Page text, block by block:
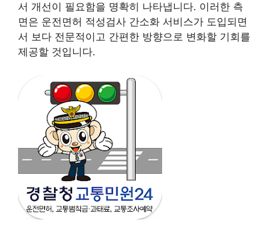
서 개선이 필요함을 명확히 나타냅니다. 이러한 측
면은 운전면허 적성검사 간소화 서비스가 도입되면
서 보다 전문적이고 간편한 방향으로 변화할 기회를
제공할 것입니다.